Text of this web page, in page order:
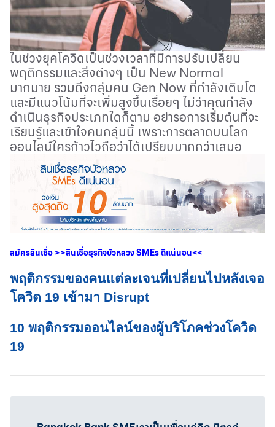
ในช่วงยุคโควิดเป็นช่วงเวลาที่มีการปรับเปลี่ยน
พฤติกรรมและสิ่งต่างๆ เป็น New Normal
มากมาย รวมถึงกลุ่มคน Gen Now ที่กำลังเติบโต
และมีแนวโน้มที่จะเพิ่มสูงขึ้นเรื่อยๆ ไม่ว่าคุณกำลัง
ดำเนินธุรกิจประเภทใดก็ตาม อย่ารอการเริ่มต้นที่จะ
เรียนรู้และเข้าใจคนกลุ่มนี้ เพราะการตลาดบนโลก
ออนไลน์ใครก้าวไวถือว่าได้เปรียบมากกว่าเสมอ
สมัครสินเชื่อ >>สินเชื่อธุรกิจบัวหลวงSMEsดีแน่นอน<<
พฤติกรรมของคนแต่ละเจนที่เปลี่ยนไปหลังเจอ
โควิด 19 เข้ามา Disrupt
10 พฤติกรรมออนไลน์ของผู้บริโภคช่วงโควิด
19